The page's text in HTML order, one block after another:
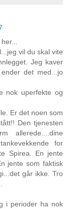
vil du skal vite
Jeg kaver
det med...jo
nok uperfekte og
Er det noen som
Den tjenesten
allerede....dine
for
Spirea. En jente
jente som faktisk
går ikke. Tro
i perioder ha nok